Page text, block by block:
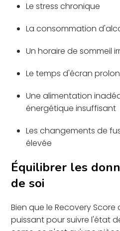
Le stress chronique
La consommation
Un horaire de sommeil
Le temps d'écran
Une alimentation
énergétique insuffisant
Les changements de
élevée
Équilibrer les
de soi
Bien que le Recovery
puissant pour suivre l'état